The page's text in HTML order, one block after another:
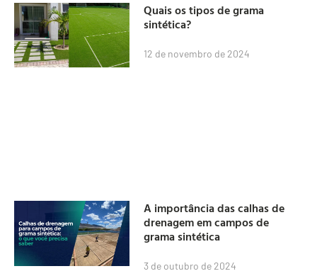
Quais os tipos de grama
sintética?
12 de novembro de 2024
A importância das calhas de
drenagem em campos de
grama sintética
3 de outubro de 2024